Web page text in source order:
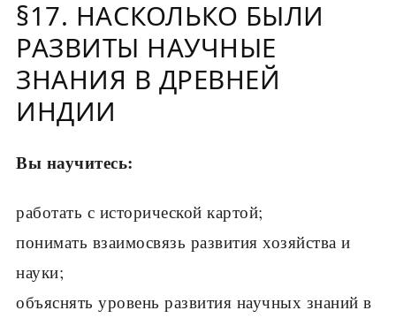
§17. НАСКОЛЬКО БЫЛИ
РАЗВИТЫ НАУЧНЫЕ
ЗНАНИЯ В ДРЕВНЕЙ
ИНДИИ
Вы научитесь:
работать с исторической картой;
понимать взаимосвязь развития хозяйства и
науки;
объяснять уровень развития научных знаний в